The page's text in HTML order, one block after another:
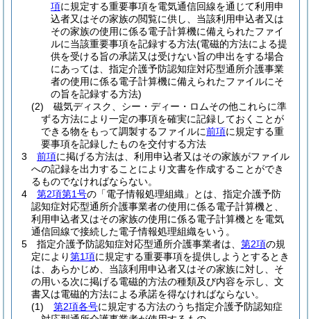
項に規定する重要事項を電気通信回線を通じて利用申
込者又はその家族の閲覧に供し、当該利用申込者又は
その家族の使用に係る電子計算機に備えられたファイ
ルに当該重要事項を記録する方法(電磁的方法による提
供を受ける旨の承諾又は受けない旨の申出をする場合
にあっては、指定介護予防認知症対応型通所介護事業
者の使用に係る電子計算機に備えられたファイルにそ
の旨を記録する方法)
(2)
磁気ディスク、シー・ディー・ロムその他これらに準
ずる方法により一定の事項を確実に記録しておくことが
できる物をもって調製するファイルに前項に規定する重
要事項を記録したものを交付する方法
3
前項に掲げる方法は、利用申込者又はその家族がファイル
への記録を出力することにより文書を作成することができ
るものでなければならない。
4
第2項第1号の「電子情報処理組織」とは、指定介護予防
認知症対応型通所介護事業者の使用に係る電子計算機と、
利用申込者又はその家族の使用に係る電子計算機とを電気
通信回線で接続した電子情報処理組織をいう。
5
指定介護予防認知症対応型通所介護事業者は、 第2項の規
定により第1項に規定する重要事項を提供しようとするとき
は、あらかじめ、当該利用申込者又はその家族に対し、そ
の用いる次に掲げる電磁的方法の種類及び内容を示し、文
書又は電磁的方法による承諾を得なければならない。
(1)
第2項各号に規定する方法のうち指定介護予防認知症